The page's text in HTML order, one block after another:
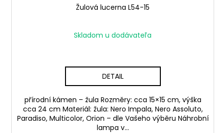
Žulová lucerna L54-15
Skladom u dodávateľa
DETAIL
přírodní kámen – žula Rozměry: cca 15×15 cm, výška
cca 24 cm Materiál: žula: Nero Impala, Nero Assoluto,
Paradiso, Multicolor, Orion – dle Vašeho výběru Náhrobní
lampa v...